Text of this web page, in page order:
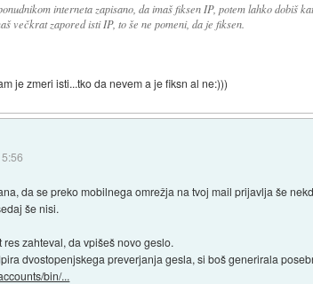
interneta zapisano, da imaš fiksen IP, potem lahko dobiš
večkrat zapored isti IP, to še ne pomeni, da je fiksen.
je zmeri isti...tko da nevem a je fiksn al ne:)))
da se preko mobilnega omrežja na tvoj mail prijavlja še
še nisi.
zahteval, da vpišeš novo geslo.
dvostopenjskega preverjanja gesla, si boš generirala
bin/...